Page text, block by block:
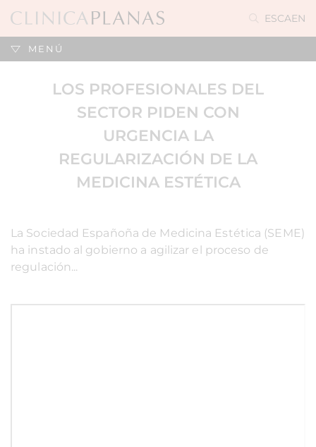
ESCAEN
MENÚ
LOS PROFESIONALES DEL
SECTOR PIDEN CON
URGENCIA LA
REGULARIZACIÓN DE LA
MEDICINA ESTÉTICA
La Sociedad Españoña de Medicina Estética (SEME)
ha instado al gobierno a agilizar el proceso de
regulación...